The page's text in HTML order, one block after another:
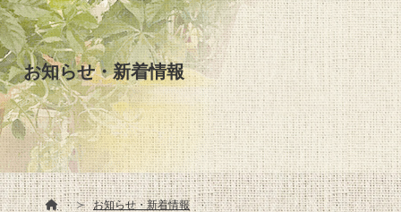
お知らせ・新着情報
お知らせ・新着情報